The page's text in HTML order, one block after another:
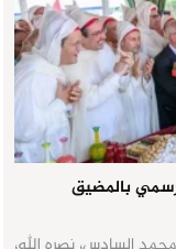
بالمضيق